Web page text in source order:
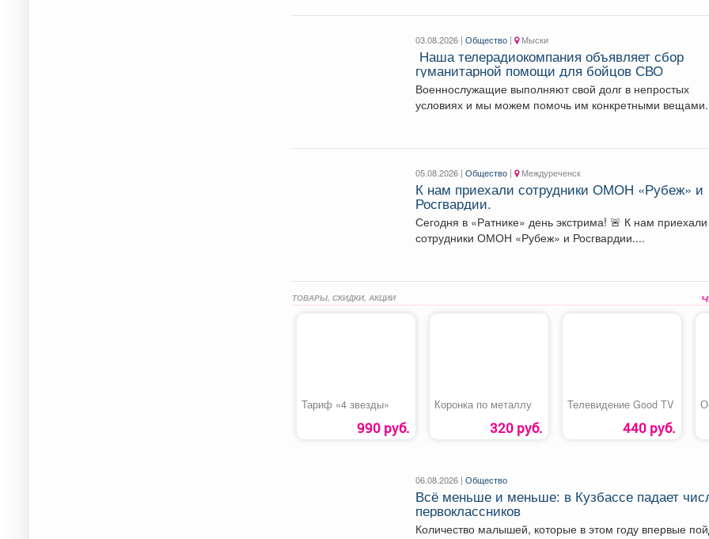
03.08.2026 |Общество | Мыски
Наша телерадиокомпания объявляет сбор
гуманитарной помощи для бойцов СВО
Военнослужащие выполняют свой долг в непростых
условиях и мы можем помочь им конкретными вещами.
05.08.2026 |Общество | Междуреченск
К нам приехали сотрудники ОМОН «Рубеж» и
Росгвардии.
Сегодня в «Ратнике» день экстрима! 🚨 К нам приехали
сотрудники ОМОН «Рубеж» и Росгвардии....
ТОВАРЫ, СКИДКИ, АКЦИИ
Тариф «4 звезды»
990 руб.
Коронка по металлу
320 руб.
Телевидение Good TV
440 руб.
06.08.2026 |Общество
Всё меньше и меньше: в Кузбассе падает
первоклассников
Количество малышей, которые в этом году впервые